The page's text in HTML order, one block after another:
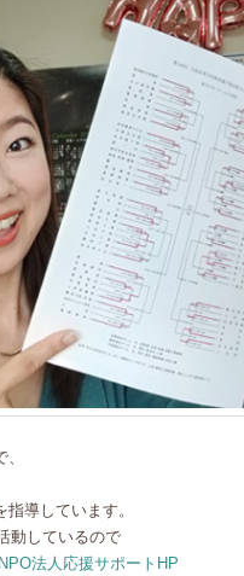
導しています。
動しているので
NPO法人応援サポートHP